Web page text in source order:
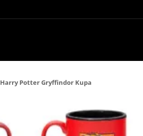
Harry Potter Gryffindor Kupa